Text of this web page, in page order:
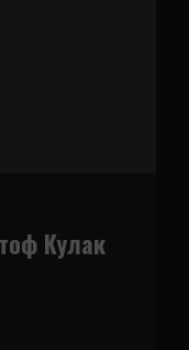
Кулак